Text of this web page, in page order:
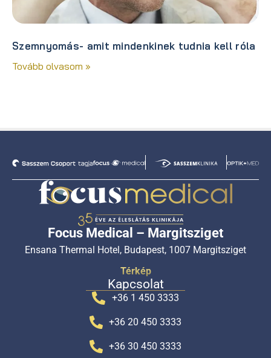
Szemnyomás- amit mindenkinek tudnia kell róla
Tovább olvasom »
Focus Medical – Margitsziget
Ensana Thermal Hotel, Budapest, 1007 Margitsziget
Térkép
Kapcsolat
+36 1 450 3333
+36 20 450 3333
+36 30 450 3333